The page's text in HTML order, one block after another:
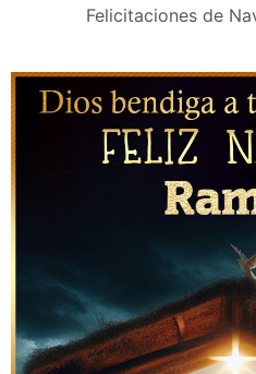
Felicitaciones de